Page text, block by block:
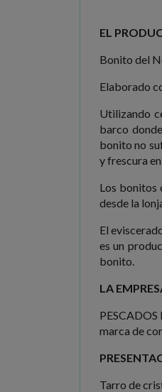
EL
Bonito del
Elaborado
Utilizando
barco
bonito no
y frescura
Los bonitos
desde la
El
es un
bonito.
LA
marca de
Tarro de